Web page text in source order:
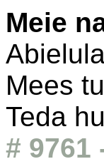
Meie
Mees
Teda
# 9761